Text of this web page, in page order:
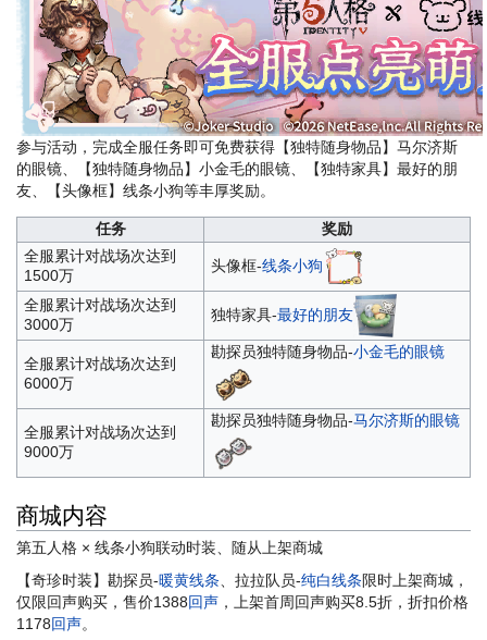
参与活动，完成全服任务即可免费获得【独特随身物品】马尔济斯
的眼镜、【独特随身物品】小金毛的眼镜、【独特家具】最好的朋
友、【头像框】线条小狗等丰厚奖励。
任务
奖励
全服累计对战场次达到
1500万
头像框-线条小狗
全服累计对战场次达到
3000万
独特家具-最好的朋友
全服累计对战场次达到
6000万
勘探员独特随身物品-小金毛的眼镜
全服累计对战场次达到
9000万
勘探员独特随身物品-马尔济斯的眼镜
商城内容
第五人格 × 线条小狗联动时装、随从上架商城
【奇珍时装】勘探员-暖黄线条、拉拉队员-纯白线条限时上架商城，
仅限回声购买，售价1388回声 ，上架首周回声购买8.5折，折扣价格
1178回声。